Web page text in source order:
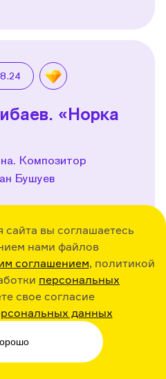
вы соглашаетесь
нами файлов
соглашением, политикой
персональных
свое согласие
данных
«Норка
Композитор
Бушуев
«Рисую